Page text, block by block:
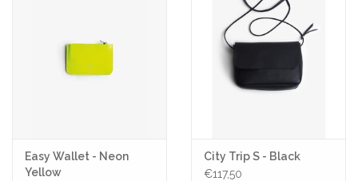
Easy Wallet - Neon
Yellow
City Trip S - Black
€117,50